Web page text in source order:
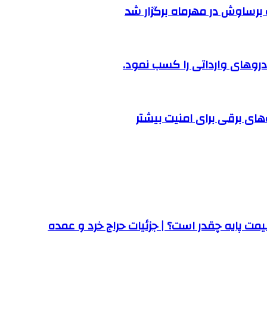
در مهرماه برگزار شد
وارداتی را کسب نمود.
پایه چقدر است؟ | جزئیات حراج خرد و عمده